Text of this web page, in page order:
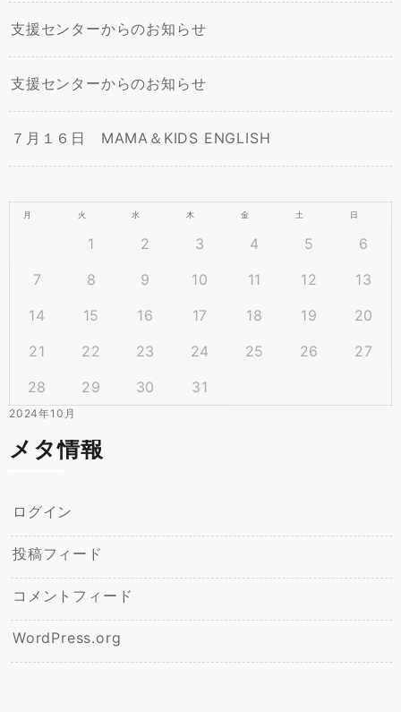
支援センターからのお知らせ
支援センターからのお知らせ
７月１６日 MAMA＆KIDS ENGLISH
2024年10月
月 火 水 木 金 土 日
1 2 3 4 5
6
7
8 9 10 11 12
13
14
15 16 17 18 19
20
21
22 23 24 25 26
27
28
29 30 31
メタ情報
ログイン
投稿フィード
コメントフィード
WordPress.org